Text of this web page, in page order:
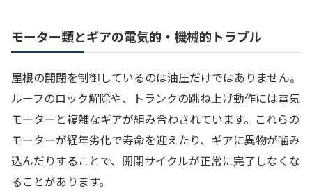
モーター類とギアの電気的・機械的トラブル
屋根の開閉を制御しているのは油圧だけではありません。
ルーフのロック解除や、トランクの跳ね上げ動作には電気
モーターと複雑なギアが組み合わされています。これらの
モーターが経年劣化で寿命を迎えたり、ギアに異物が噛み
込んだりすることで、開閉サイクルが正常に完了しなくな
ることがあります。